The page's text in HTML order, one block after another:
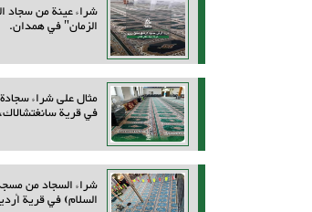
شراء عينة من سجاد
الزمان" في همدان.
مثال على شراء
في قرية
شراء السجاد من
السلام) في قرية